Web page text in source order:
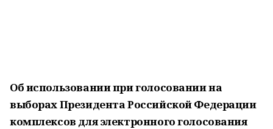
Об использовании при голосовании на
выборах Президента Российской Федерации
комплексов для электронного голосования